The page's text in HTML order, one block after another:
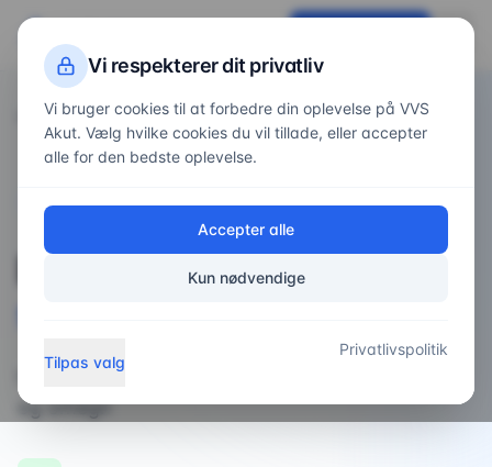
Forside
/
Områder
/Dyssegård
VVS-service iDyssegård
ProfessionelVVS-
Hurtig og professionel VVS-service i Dyssegård
og omegn
Vi respekterer dit privatliv
Vi bruger cookies til at forbedre din oplevelse på VVS
Akut. Vælg hvilke cookies du vil tillade, eller accepter
alle for den bedste oplevelse.
Accepter alle
Kun nødvendige
Tilpas valg
Privatlivspolitik